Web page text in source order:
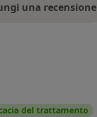
una recensione
del trattamento